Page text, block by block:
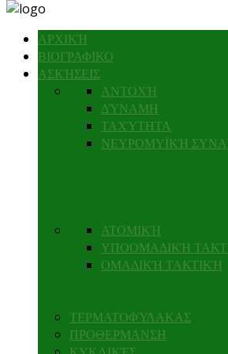
ΑΡΧΙΚΉ
ΒΙΟΓΡΑΦΙΚΟ
ΑΣΚΉΣΕΙΣ
ΑΝΤΟΧΉ
ΔΎΝΑΜΗ
ΤΑΧΎΤΗΤΑ
ΝΕΥΡΟΜΥΪΚΉ
ΑΤΟΜΙΚΉ
ΥΠΟΟΜΑΔΙΚΉ
ΟΜΑΔΙΚΉ ΤΑΚΤΙΚΉ
ΤΕΡΜΑΤΟΦΎΛΑΚΑΣ
ΠΡΟΘΕΡΜΑΝΣΗ